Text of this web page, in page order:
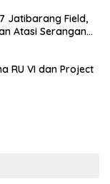
Jatibarang Field,
Atasi Serangan
RU VI dan Project